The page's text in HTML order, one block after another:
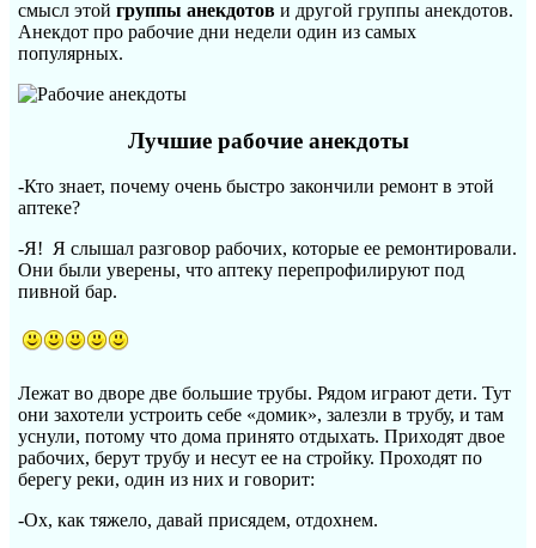
смысл этой группы анекдотов и другой группы анекдотов.
Анекдот про рабочие дни недели один из самых
популярных.
Лучшие рабочие анекдоты
-Кто знает, почему очень быстро закончили ремонт в этой
аптеке?
-Я! Я слышал разговор рабочих, которые ее ремонтировали.
Они были уверены, что аптеку перепрофилируют под
пивной бар.
Лежат во дворе две большие трубы. Рядом играют дети. Тут
они захотели устроить себе «домик», залезли в трубу, и там
уснули, потому что дома принято отдыхать. Приходят двое
рабочих, берут трубу и несут ее на стройку. Проходят по
берегу реки, один из них и говорит:
-Ох, как тяжело, давай присядем, отдохнем.